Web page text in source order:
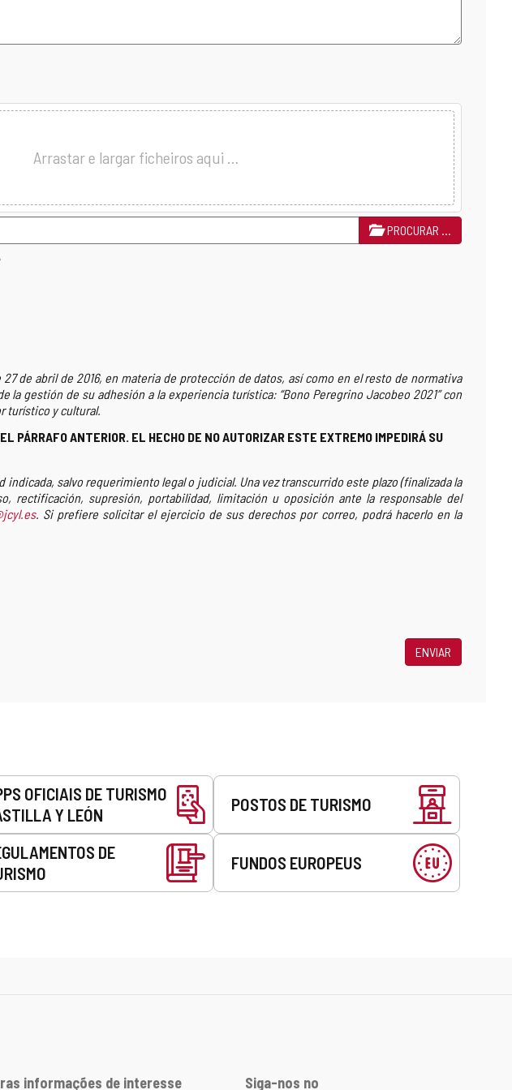
Arrastar e largar ficheiros aqui …
PROCURAR …
de abril de 2016, en materia de protección de datos, así como en el resto de normativa
la gestión de su adhesión a la experiencia turística: “Bono Peregrino Jacobeo 2021” con
turístico y cultural.
PÁRRAFO ANTERIOR. EL HECHO DE NO AUTORIZAR ESTE EXTREMO IMPEDIRÁ SU
salvo requerimiento legal o judicial. Una vez transcurrido este plazo (finalizada la
rectificación, supresión, portabilidad, limitación u oposición ante la responsable del
. Si prefiere solicitar el ejercicio de sus derechos por correo, podrá hacerlo en la
ENVIAR
OFICIAIS DE TURISMO
Y LEÓN
POSTOS DE TURISMO
DE
FUNDOS EUROPEUS
informações de interesse Siga-nos no